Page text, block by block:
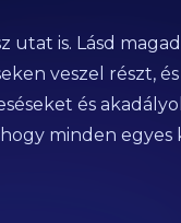
utat is. Lásd
veszel részt,
és
minden egyes